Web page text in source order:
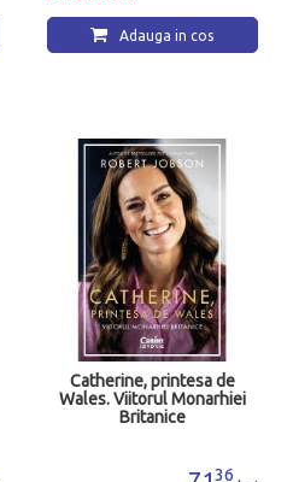
Adauga in cos
Catherine, printesa de
Wales. Viitorul Monarhiei
Britanice
36